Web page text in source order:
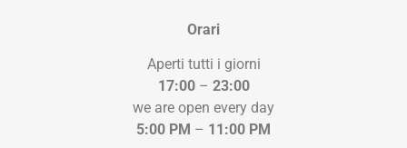
Orari
Aperti tutti i giorni
17:00– 23:00
we are open every day
5:00 PM – 11:00 PM